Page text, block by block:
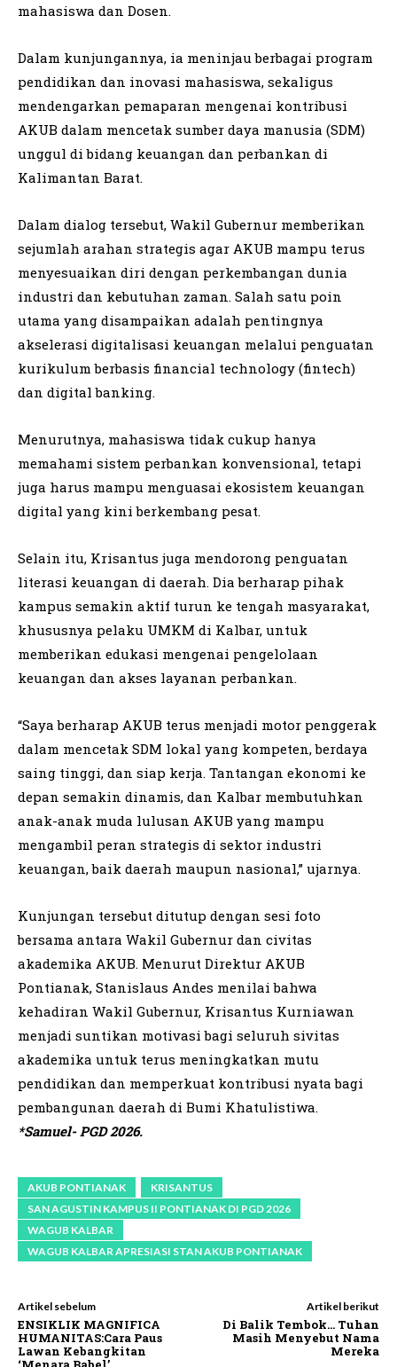
mahasiswa dan Dosen.
Dalam kunjungannya, ia meninjau berbagai program
pendidikan dan inovasi mahasiswa, sekaligus
mendengarkan pemaparan mengenai kontribusi
AKUB dalam mencetak sumber daya manusia (SDM)
unggul di bidang keuangan dan perbankan di
Kalimantan Barat.
Dalam dialog tersebut, Wakil Gubernur memberikan
sejumlah arahan strategis agar AKUB mampu terus
menyesuaikan diri dengan perkembangan dunia
industri dan kebutuhan zaman. Salah satu poin
utama yang disampaikan adalah pentingnya
akselerasi digitalisasi keuangan melalui penguatan
kurikulum berbasis financial technology (fintech)
dan digital banking.
Menurutnya, mahasiswa tidak cukup hanya
memahami sistem perbankan konvensional, tetapi
juga harus mampu menguasai ekosistem keuangan
digital yang kini berkembang pesat.
Selain itu, Krisantus juga mendorong penguatan
literasi keuangan di daerah. Dia berharap pihak
kampus semakin aktif turun ke tengah masyarakat,
khususnya pelaku UMKM di Kalbar, untuk
memberikan edukasi mengenai pengelolaan
keuangan dan akses layanan perbankan.
“Saya berharap AKUB terus menjadi motor penggerak
dalam mencetak SDM lokal yang kompeten, berdaya
saing tinggi, dan siap kerja. Tantangan ekonomi ke
depan semakin dinamis, dan Kalbar membutuhkan
anak-anak muda lulusan AKUB yang mampu
mengambil peran strategis di sektor industri
keuangan, baik daerah maupun nasional,” ujarnya.
Kunjungan tersebut ditutup dengan sesi foto
bersama antara Wakil Gubernur dan civitas
akademika AKUB. Menurut Direktur AKUB
Pontianak, Stanislaus Andes menilai bahwa
kehadiran Wakil Gubernur, Krisantus Kurniawan
menjadi suntikan motivasi bagi seluruh sivitas
akademika untuk terus meningkatkan mutu
pendidikan dan memperkuat kontribusi nyata bagi
pembangunan daerah di Bumi Khatulistiwa.
*Samuel- PGD 2026.
AKUB PONTIANAK
KRISANTUS
SAN AGUSTIN KAMPUS II PONTIANAK DI PGD 2026
WAGUB KALBAR
WAGUB KALBAR APRESIASI STAN AKUB PONTIANAK
Artikel sebelum
ENSIKLIK MAGNIFICA
HUMANITAS:Cara Paus
Lawan Kebangkitan
Artikel berikut
Di Balik Tembok… Tuhan
Masih Menyebut Nama
Mereka